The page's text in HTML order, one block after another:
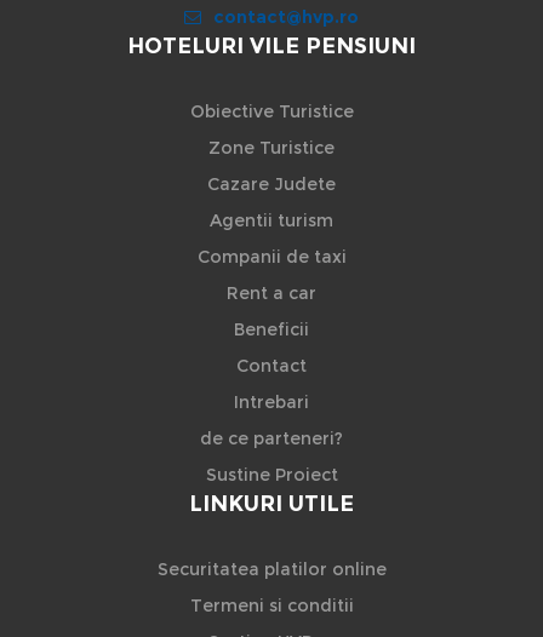
contact@hvp.ro
HOTELURI VILE PENSIUNI
Obiective Turistice
Zone Turistice
Cazare Judete
Agentii turism
Companii de taxi
Rent a car
Beneficii
Contact
Intrebari
de ce parteneri?
Sustine Proiect
LINKURI UTILE
Securitatea platilor online
Termeni si conditii